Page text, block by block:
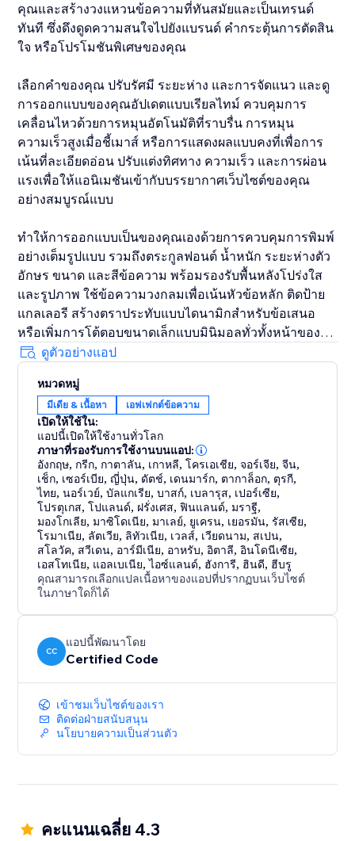
คุณและสร้างวงแหวนข้อความที่ทันสมัยและเป็นเทรนด์
ทันที ซึ่งดึงดูดความสนใจไปยังแบรนด์ คำกระตุ้นการตัดสิน
ใจ หรือโปรโมชันพิเศษของคุณ
เลือกคำของคุณ ปรับรัศมี ระยะห่าง และการจัดแนว และดู
การออกแบบของคุณอัปเดตแบบเรียลไทม์ ควบคุมการ
เคลื่อนไหวด้วยการหมุนอัตโนมัติที่ราบรื่น การหมุน
ความเร็วสูงเมื่อชี้เมาส์ หรือการแสดงผลแบบคงที่เพื่อการ
เน้นที่ละเอียดอ่อน ปรับแต่งทิศทาง ความเร็ว และการผ่อน
แรงเพื่อให้แอนิเมชันเข้ากับบรรยากาศเว็บไซต์ของคุณ
อย่างสมบูรณ์แบบ
ทำให้การออกแบบเป็นของคุณเองด้วยการควบคุมการพิมพ์
อย่างเต็มรูปแบบ รวมถึงตระกูลฟอนต์ น้ำหนัก ระยะห่างตัว
อักษร ขนาด และสีข้อความ พร้อมรองรับพื้นหลังโปร่งใส
และรูปภาพ ใช้ข้อความวงกลมเพื่อเน้นหัวข้อหลัก ติดป้าย
แกลเลอรี สร้างตราประทับแบบไดนามิกสำหรับข้อเสนอ
หรือเพิ่มการโต้ตอบขนาดเล็กแบบมินิมอลทั่วทั้งหน้าของ
คุณ ทำงานได้อย่างราบรื่นในเอดิเตอร์ เพื่อให้คุณออกแบบ
ได้เร็วขึ้น รักษาทุกอย่างให้ตรงกับแบรนด์ และเผยแพร่เลย์
เอาต์ที่ขัดเกลาและโต้ตอบได้โดยไม่ต้องเขียนโค้ด
ดูตัวอย่างแอป
หมวดหมู่
มีเดีย & เนื้อหา เอฟเฟกต์ข้อความ
เปิดให้ใช้ใน:
แอปนี้เปิดให้ใช้งานทั่วโลก
ภาษาที่รองรับการใช้งานบนแอป:
อังกฤษ, กรีก, กาตาลัน, เกาหลี,โครเอเชีย,จอร์เจีย,จีน,
เช็ก, เซอร์เบีย,ญี่ปุ่น, ดัตช์, เดนมาร์ก, ตากาล็อก, ตุรกี,
ไทย,นอร์เวย์,บัลแกเรีย,บาสก์, เบลารุส, เปอร์เซีย,
โปรตุเกส,โปแลนด์, ฝรั่งเศส,ฟินแลนด์,มราฐี,
มองโกเลีย,มาซิโดเนีย,มาเลย์, ยูเครน, เยอรมัน,รัสเซีย,
โรมาเนีย, ลัตเวีย, ลิทัวเนีย, เวลส์, เวียดนาม, สเปน,
สโลวัค, สวีเดน, อาร์มีเนีย, อาหรับ,อิตาลี,อินโดนีเซีย,
เอสโทเนีย, แอลเบเนีย,ไอซ์แลนด์, ฮังการี, ฮินดี, ฮีบรู
คุณสามารถเลือกแปลเนื้อหาของแอปที่ปรากฏบนเว็บไซต์
ในภาษาใดก็ได้
CC
แอปนี้พัฒนาโดย
Certified Code
เข้าชมเว็บไซต์ของเรา
ติดต่อฝ่ายสนับสนุน
นโยบายความเป็นส่วนตัว
คะแนนเฉลี่ย 4.3